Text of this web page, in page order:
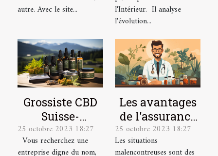
ligne.
autre. Avec le site...
l'Intérieur. Il analyse
l'évolution...
Grossiste CBD
Suisse-
Producteur &
Exportateur
25 octobre 2023 18:27
Vous recherchez une
entreprise digne du nom,
Les avantages
de l'assurance
santé pour les
salariés
25 octobre 2023 18:27
Les situations
malencontreuses sont des